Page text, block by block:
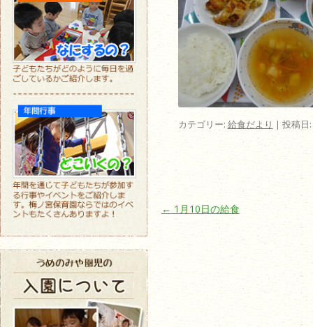
カテゴリー:給食だより | 投稿日:
投稿ナビゲーション
← 1月10日の給食